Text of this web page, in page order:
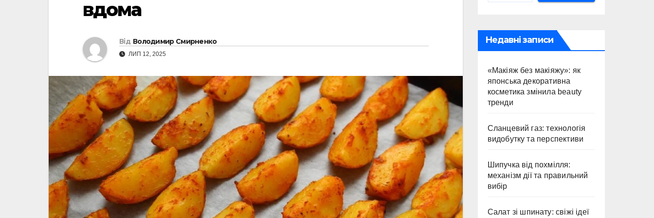
вдома
Від Володимир Смирненко
ЛИП 12, 2025
Недавні записи
«Макіяж без макіяжу»: як
японська декоративна
косметика змінила beauty
тренди
Сланцевий газ: технологія
видобутку та перспективи
Шипучка від похмілля:
механізм дії та правильний
вибір
Салат зі шпинату: свіжі ідеї